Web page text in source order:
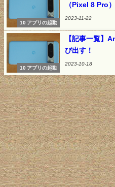
10 アプリの起動
（Pixel 8 Pro）
2023-11-22
10 アプリの起動
【記事一覧】
び出す！
2023-10-18